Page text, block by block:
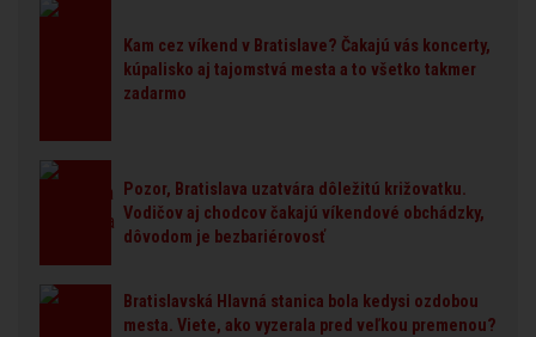
Kam cez víkend v Bratislave? Čakajú vás koncerty,
kúpalisko aj tajomstvá mesta a to všetko takmer
zadarmo
Pozor, Bratislava uzatvára dôležitú križovatku.
Vodičov aj chodcov čakajú víkendové obchádzky,
dôvodom je bezbariérovosť
Bratislavská Hlavná stanica bola kedysi ozdobou
mesta. Viete, ako vyzerala pred veľkou premenou?